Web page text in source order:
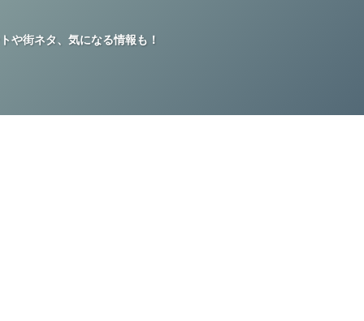
や街ネタ、気になる情報も！